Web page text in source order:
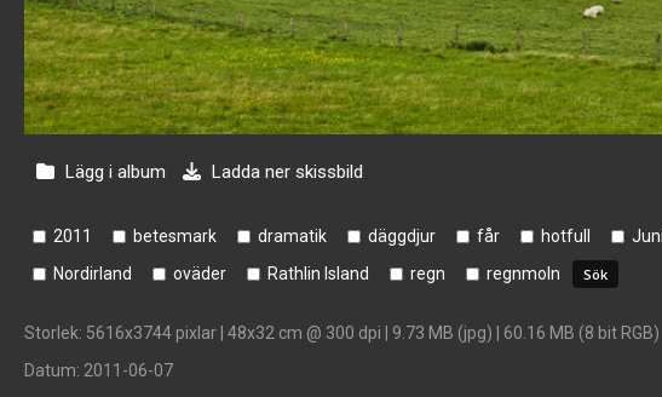
Lägg i album Ladda ner skissbild
2011 betesmark dramatik däggdjur får hotfull Juni
Nordirland
oväder Rathlin Island regn regnmoln
Storlek: 5616x3744 pixlar | 48x32 cm @ 300 dpi | 9.73 MB (jpg) | 60.16 MB (8 bit RGB)
Datum: 2011-06-07